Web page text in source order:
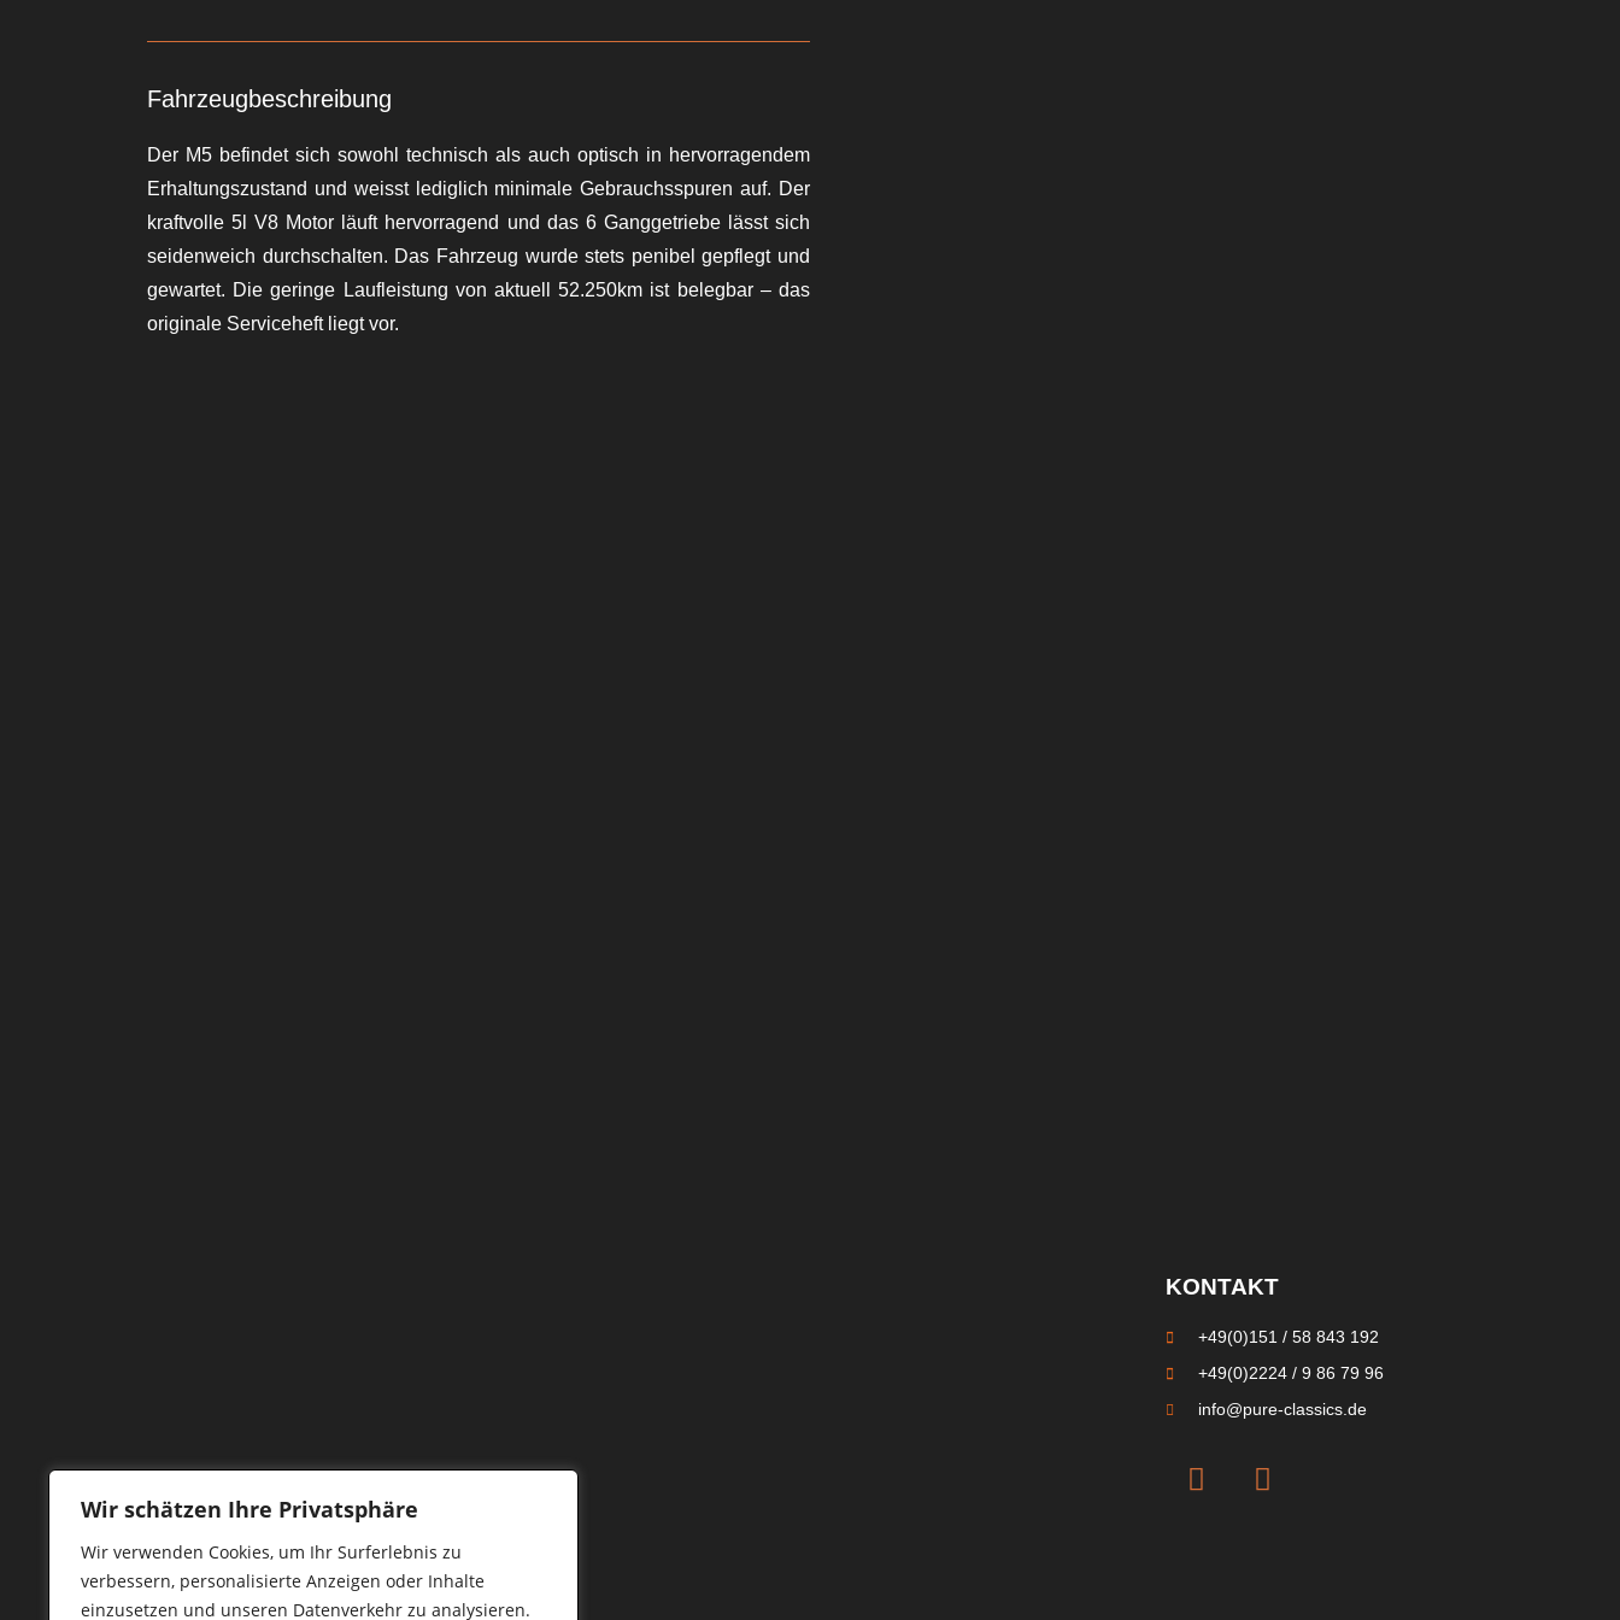
Wir schätzen Ihre Privatsphäre
Wir verwenden Cookies, um Ihr Surferlebnis zu
verbessern, personalisierte Anzeigen oder Inhalte
einzusetzen und unseren Datenverkehr zu analysieren.
Fahrzeugbeschreibung
Der M5 befindet sich sowohl technisch als auch optisch in hervorragendem
Erhaltungszustand und weisst lediglich minimale Gebrauchsspuren auf. Der
kraftvolle 5l V8 Motor läuft hervorragend und das 6 Ganggetriebe lässt sich
seidenweich durchschalten. Das Fahrzeug wurde stets penibel gepflegt und
gewartet. Die geringe Laufleistung von aktuell 52.250km ist belegbar – das
originale Serviceheft liegt vor.
KONTAKT
+49(0)151 / 58 843 192
+49(0)2224 / 9 86 79 96
info@pure-classics.de